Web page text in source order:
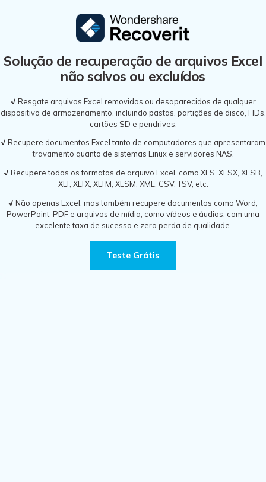
Solução de recuperação de arquivos Excel
não salvos ou excluídos
√ Resgate arquivos Excel removidos ou desaparecidos de qualquer
dispositivo de armazenamento, incluindo pastas, partições de disco, HDs,
cartões SD e pendrives.
√ Recupere documentos Excel tanto de computadores que apresentaram
travamento quanto de sistemas Linux e servidores NAS.
√ Recupere todos os formatos de arquivo Excel, como XLS, XLSX, XLSB,
XLT, XLTX, XLTM, XLSM, XML, CSV, TSV, etc.
√ Não apenas Excel, mas também recupere documentos como Word,
PowerPoint, PDF e arquivos de mídia, como vídeos e áudios, com uma
excelente taxa de sucesso e zero perda de qualidade.
Teste Grátis